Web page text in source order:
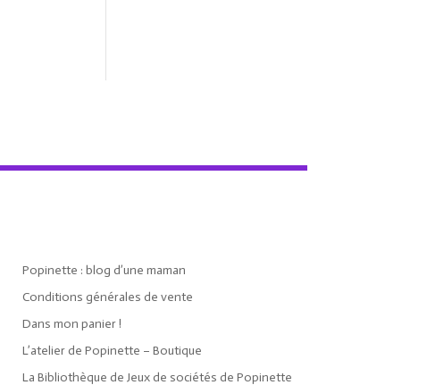
Popinette : blog d’une maman
Conditions générales de vente
Dans mon panier !
L’atelier de Popinette – Boutique
La Bibliothèque de Jeux de sociétés de Popinette